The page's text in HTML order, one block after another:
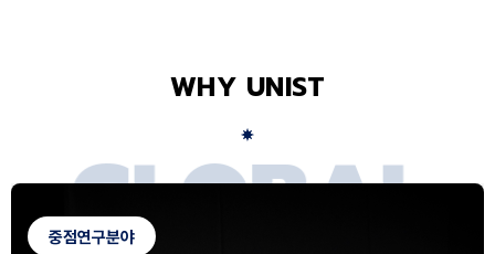
WHY UNIST
GLOBAL
중점연구분야